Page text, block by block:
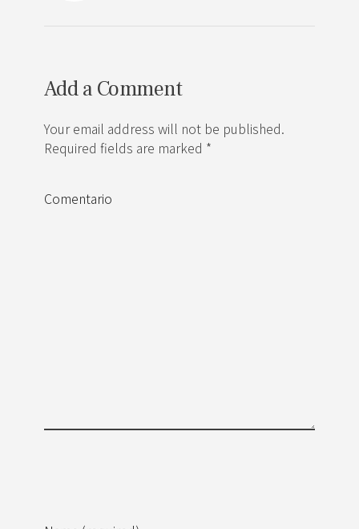
Add a Comment
Your email address will not be published.
Required fields are marked *
Comentario